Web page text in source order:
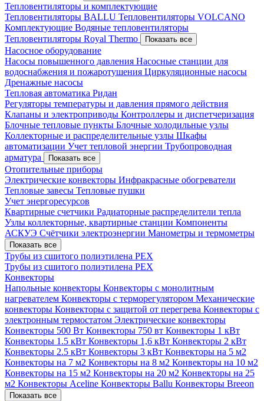
Тепловентиляторы и комплектующие
Тепловентиляторы BALLU Тепловентиляторы VOLCANO
Комплектующие Водяные тепловентиляторы
Тепловентиляторы Royal Thermo
Показать все
Насосное оборудование
Насосы повышенного давления Насосные станции для
водоснабжения и пожаротушения Циркуляционные насосы
Дренажные насосы
Тепловая автоматика Ридан
Регуляторы температуры и давления прямого действия
Клапаны и электроприводы Контроллеры и диспетчеризация
Блочные тепловые пункты Блочные холодильные узлы
Коллекторные и распределительные узлы Шкафы
автоматизации Учет тепловой энергии Трубопроводная
арматура
Показать все
Отопительные приборы
Электрические конвекторы Инфракрасные обогреватели
Тепловые завесы Тепловые пушки
Учет энергоресурсов
Квартирные счетчики Радиаторные распределители тепла
Узлы коллекторные, квартирные станции Компоненты
АСКУЭ Счётчики электроэнергии Манометры и термометры
Показать все
Трубы из сшитого полиэтилена PEX
Трубы из сшитого полиэтилена PEX
Конвекторы
Напольные конвекторы Конвекторы с монолитным
нагревателем Конвекторы с терморегулятором Механические
конвекторы Конвекторы с защитой от перегрева Конвекторы с
электронным термостатом Электрические конвекторы
Конвекторы 500 Вт Конвекторы 750 вт Конвекторы 1 кВт
Конвекторы 1.5 кВт Конвекторы 1,6 кВт Конвекторы 2 кВт
Конвекторы 2.5 кВт Конвекторы 3 кВт Конвекторы на 5 м2
Конвекторы на 7 м2 Конвекторы на 8 м2 Конвекторы на 10 м2
Конвекторы на 15 м2 Конвекторы на 20 м2 Конвекторы на 25
м2 Конвекторы Aceline Конвекторы Ballu Конвекторы Breeon
Показать все